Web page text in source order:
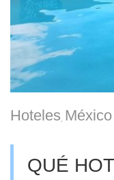
Hoteles, México
QUÉ